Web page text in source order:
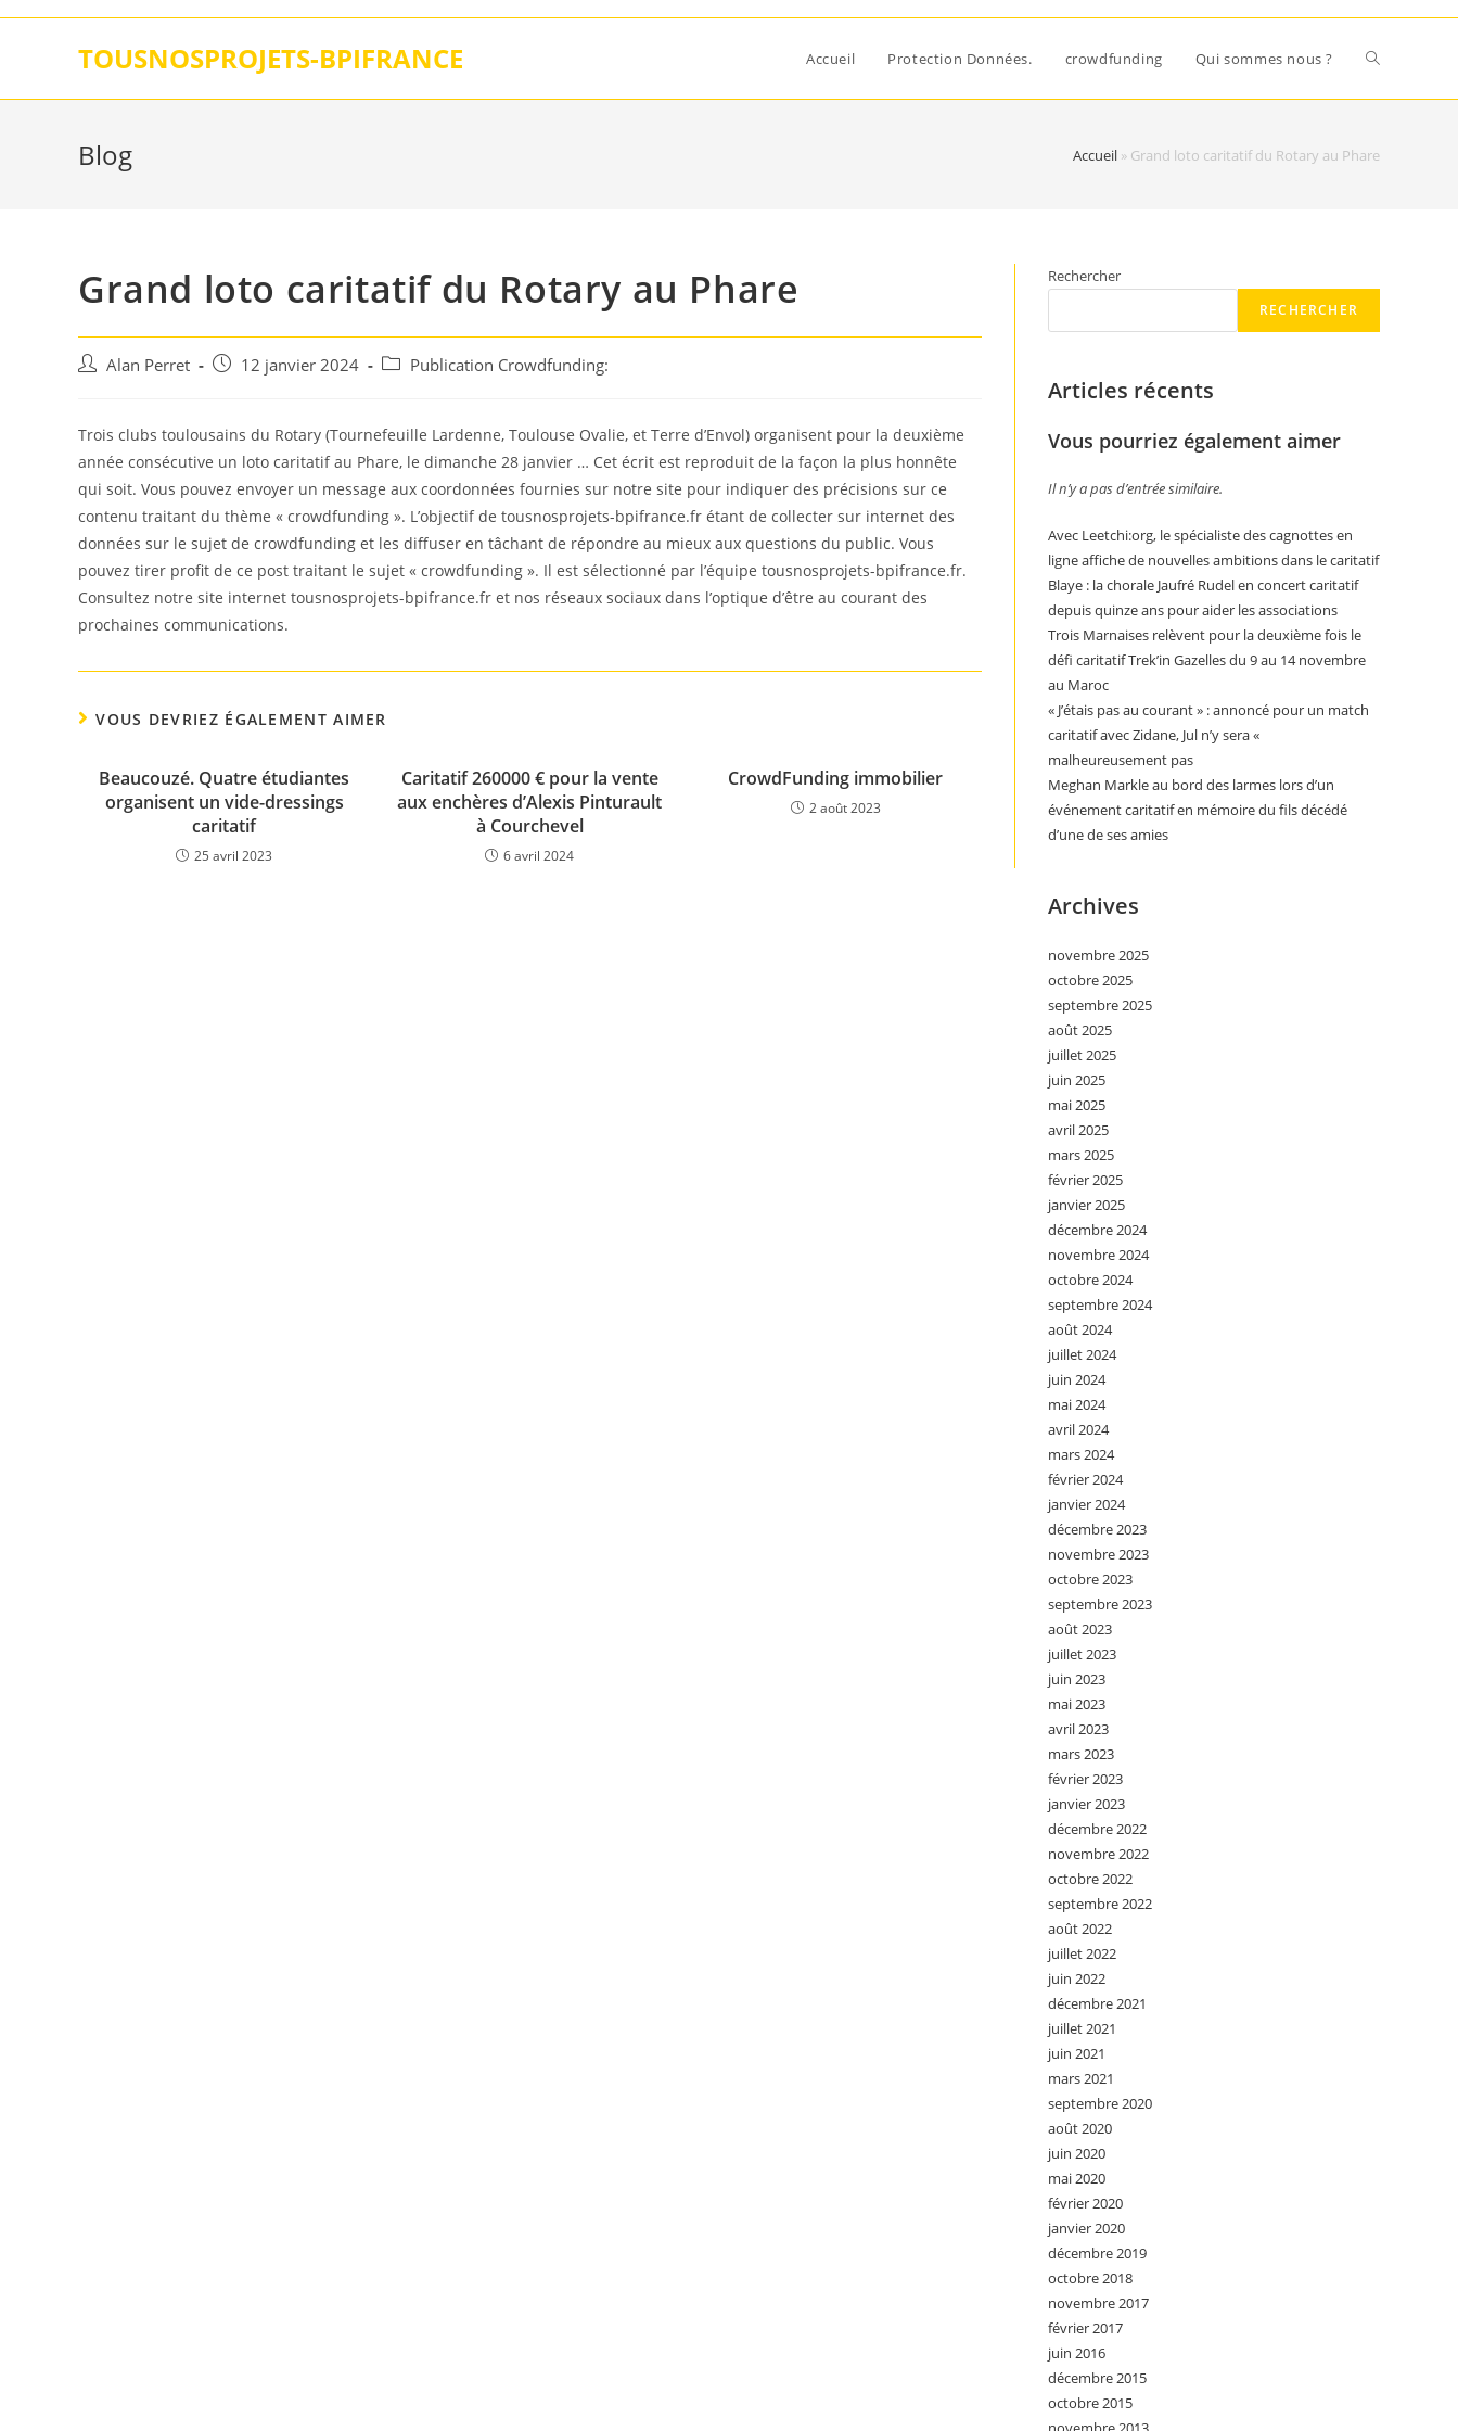
Skip
TOUSNOSPROJETS-BPIFRANCE Accueil Protection Données. crowdfunding Qui sommes nous ?
Blog Accueil » Grand loto caritatif du Rotary au Phare
Grand loto caritatif du Rotary au Phare
Auteur/autrice
publication :
Alan Perret
Post 12 janvier 2024
Post Publication Crowdfunding:
Trois clubs toulousains du Rotary (Tournefeuille Lardenne, Toulouse Ovalie, et Terre d’Envol) organisent pour la deuxième
année consécutive un loto caritatif au Phare, le dimanche 28 janvier … Cet écrit est reproduit de la façon la plus honnête
qui soit. Vous pouvez envoyer un message aux coordonnées fournies sur notre site pour indiquer des précisions sur ce
contenu traitant du thème « crowdfunding ». L’objectif de tousnosprojets-bpifrance.fr étant de collecter sur internet des
données sur le sujet de crowdfunding et les diffuser en tâchant de répondre au mieux aux questions du public. Vous
pouvez tirer profit de ce post traitant le sujet « crowdfunding ». Il est sélectionné par l’équipe tousnosprojets-bpifrance.fr.
Consultez notre site internet tousnosprojets-bpifrance.fr et nos réseaux sociaux dans l’optique d’être au courant des
prochaines communications.
VOUS DEVRIEZ ÉGALEMENT AIMER
Beaucouzé. Quatre étudiantes
organisent un vide-dressings
caritatif
25 avril 2023
Caritatif 260000 € pour la vente
aux enchères d’Alexis Pinturault
à Courchevel
6 avril 2024
CrowdFunding immobilier
2 août 2023
Rechercher
RECHERCHER
Articles récents
Vous pourriez également aimer
Il n’y a pas d’entrée similaire.
Avec Leetchi:org, le spécialiste des cagnottes en
ligne affiche de nouvelles ambitions dans le caritatif
Blaye : la chorale Jaufré Rudel en concert caritatif
depuis quinze ans pour aider les associations
Trois Marnaises relèvent pour la deuxième fois le
défi caritatif Trek’in Gazelles du 9 au 14 novembre
au Maroc
« J’étais pas au courant » : annoncé pour un match
caritatif avec Zidane, Jul n’y sera «
malheureusement pas
Meghan Markle au bord des larmes lors d’un
événement caritatif en mémoire du fils décédé
d’une de ses amies
Archives
novembre 2025
octobre 2025
septembre 2025
août 2025
juillet 2025
juin 2025
mai 2025
avril 2025
mars 2025
février 2025
janvier 2025
décembre 2024
novembre 2024
octobre 2024
septembre 2024
août 2024
juillet 2024
juin 2024
mai 2024
avril 2024
mars 2024
février 2024
janvier 2024
décembre 2023
novembre 2023
octobre 2023
septembre 2023
août 2023
juillet 2023
juin 2023
mai 2023
avril 2023
mars 2023
février 2023
janvier 2023
décembre 2022
novembre 2022
octobre 2022
septembre 2022
août 2022
juillet 2022
juin 2022
décembre 2021
juillet 2021
juin 2021
mars 2021
septembre 2020
août 2020
juin 2020
mai 2020
février 2020
janvier 2020
décembre 2019
octobre 2018
novembre 2017
février 2017
juin 2016
décembre 2015
octobre 2015